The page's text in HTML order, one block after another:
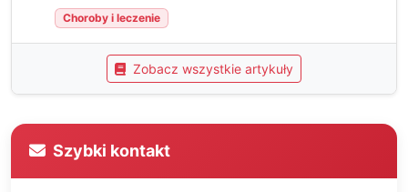
Choroby i leczenie
Zobacz wszystkie artykuły
Szybki kontakt